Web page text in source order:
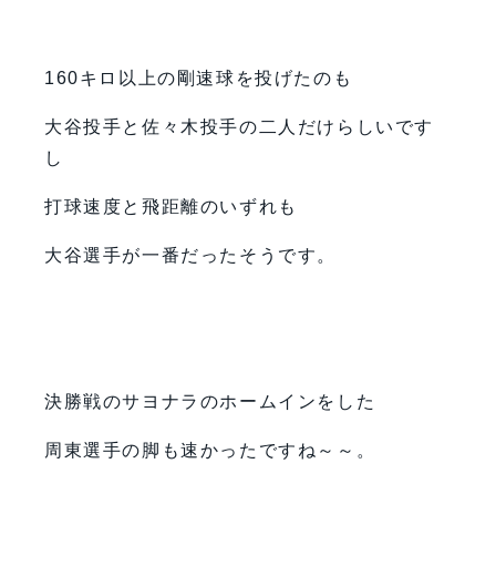
160キロ以上の剛速球を投げたのも
大谷投手と佐々木投手の二人だけらしいです
し
打球速度と飛距離のいずれも
大谷選手が一番だったそうです。
決勝戦のサヨナラのホームインをした
周東選手の脚も速かったですね～～。